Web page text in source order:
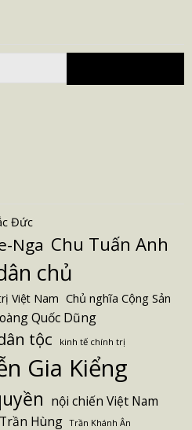
Đức
Nga Chu Tuấn Anh
chủ
Việt Nam Chủ nghĩa Cộng Sản
Quốc Dũng
tộc kinh tế chính trị
Gia Kiểng
nội chiến Việt Nam
Trần Hùng Trần Khánh Ân